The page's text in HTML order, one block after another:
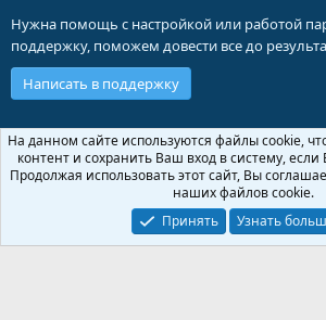
Нужна помощь с настройкой или работой
поддержку, поможем довести все до
Написать в поддержку
Russian (RU)
Обратная связь
Условия и правила
Политика конфиденциальности
Помощь
Community platform by XenForo ® © 2010-2026
На данном сайте используются файлы cookie,
контент и сохранить Ваш вход в систему, если
Продолжая использовать этот сайт, Вы
наших файлов cookie.
Принять
Узнать